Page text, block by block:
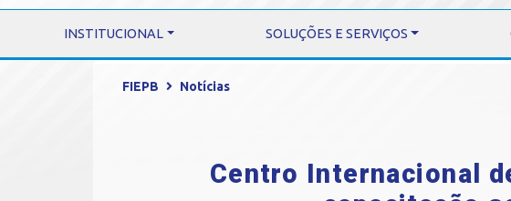
INSTITUCIONAL SOLUÇÕES E SERVIÇOS
FIEPB Notícias
Centro Internacional